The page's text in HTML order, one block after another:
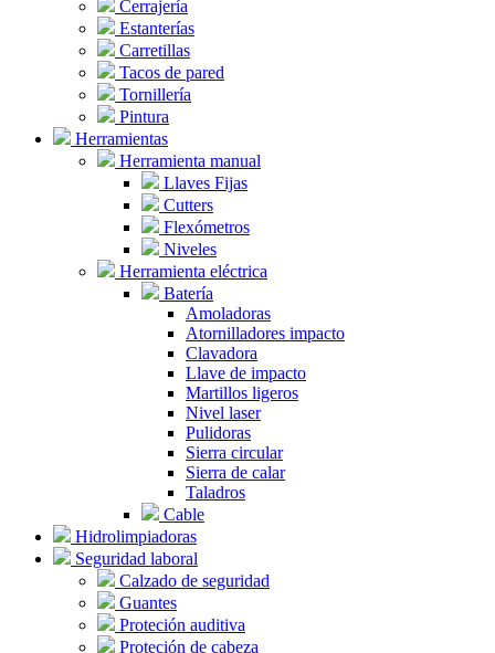
Cerrajería
Estanterías
Carretillas
Tacos de pared
Tornillería
Pintura
Herramientas
Herramienta manual
Llaves Fijas
Cutters
Flexómetros
Niveles
Herramienta eléctrica
Batería
Amoladoras
Atornilladores impacto
Clavadora
Llave de impacto
Martillos ligeros
Nivel laser
Pulidoras
Sierra circular
Sierra de calar
Taladros
Cable
Hidrolimpiadoras
Seguridad laboral
Calzado de seguridad
Guantes
Proteción auditiva
Proteción de cabeza